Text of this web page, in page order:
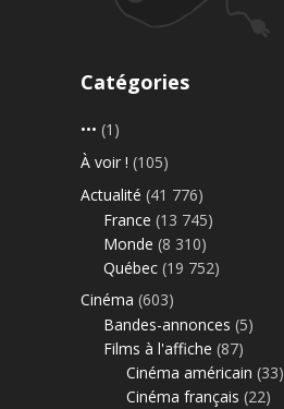
Catégories
••• (1)
À voir ! (105)
Actualité (41 776)
France (13 745)
Monde (8 310)
Québec (19 752)
Cinéma (603)
Bandes-annonces (5)
Films à l'affiche (87)
Cinéma américain (33)
Cinéma français (22)